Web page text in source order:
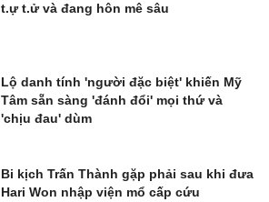
t.ự t.ử và đang hôn mê sâu
Lộ danh tính 'người đặc biệt' khiến Mỹ
Tâm sẵn sàng 'đánh đổi' mọi thứ và
'chịu đau' dùm
Bi kịch Trấn Thành gặp phải sau khi đưa
Hari Won nhập viện mổ cấp cứu